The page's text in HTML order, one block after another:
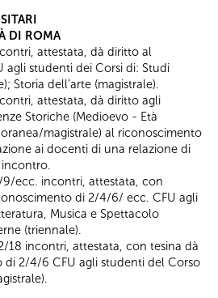
DI ROMA
attestata, dà diritto al
agli studenti dei Corsi di: Studi
Storia dell’arte (magistrale).
attestata, dà diritto agli
Storiche (Medioevo - Età
magistrale) al riconoscimento
ai docenti di una relazione di
ecc. incontri, attestata, con
di 2/4/6/ ecc. CFU agli
Musica e Spettacolo
(triennale).
18 incontri, attestata, con tesina dà
2/4/6 CFU agli studenti del Corso